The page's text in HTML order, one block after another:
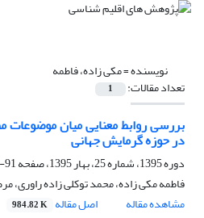
نویسنده =مکی زاده، فاطمه
تعداد مقالات: 1
بررسی روابط معنایی میان
در حوزه گرمایش جهانی
دوره 1395، شماره 25، بهار 1395، صفحه
91-109
فاطمه مکی زاده، محمد توکلی زاده راوری،
مشاهده مقاله
اصل مقاله 984.82 K